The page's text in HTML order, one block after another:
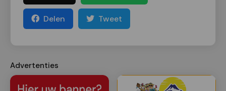
Delen Tweet
Advertenties